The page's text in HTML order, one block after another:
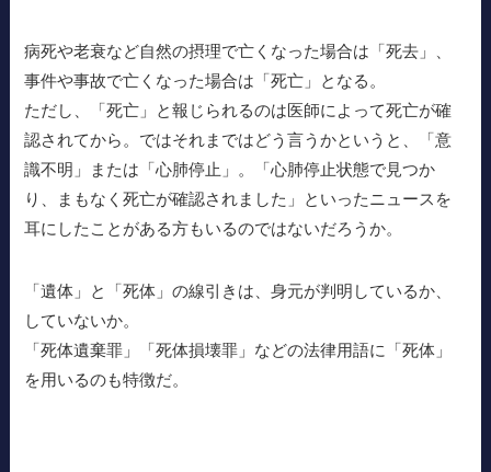
病死や老衰など自然の摂理で亡くなった場合は「死去」、
事件や事故で亡くなった場合は「死亡」となる。
ただし、「死亡」と報じられるのは医師によって死亡が確
認されてから。ではそれまではどう言うかというと、「意
識不明」または「心肺停止」。「心肺停止状態で見つか
り、まもなく死亡が確認されました」といったニュースを
耳にしたことがある方もいるのではないだろうか。
「遺体」と「死体」の線引きは、身元が判明しているか、
していないか。
「死体遺棄罪」「死体損壊罪」などの法律用語に「死体」
を用いるのも特徴だ。